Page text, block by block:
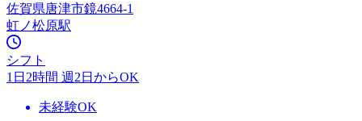
佐賀県唐津市鏡4664-1
虹ノ松原駅
シフト
1日2時間 週2日からOK
未経験OK